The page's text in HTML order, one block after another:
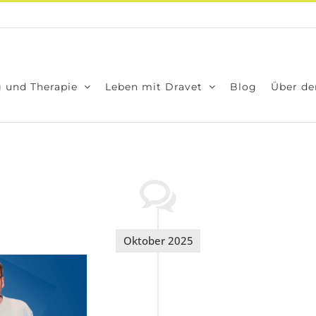
und The­ra­pie Leben mit Dra­vet Blog Über
Oktober 2025